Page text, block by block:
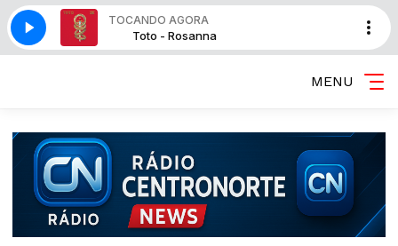
TOCANDO AGORA
Toto - Rosanna
MENU